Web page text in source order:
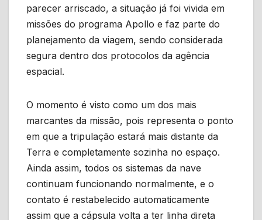
parecer arriscado, a situação já foi vivida em
missões do programa Apollo e faz parte do
planejamento da viagem, sendo considerada
segura dentro dos protocolos da agência
espacial.
O momento é visto como um dos mais
marcantes da missão, pois representa o ponto
em que a tripulação estará mais distante da
Terra e completamente sozinha no espaço.
Ainda assim, todos os sistemas da nave
continuam funcionando normalmente, e o
contato é restabelecido automaticamente
assim que a cápsula volta a ter linha direta